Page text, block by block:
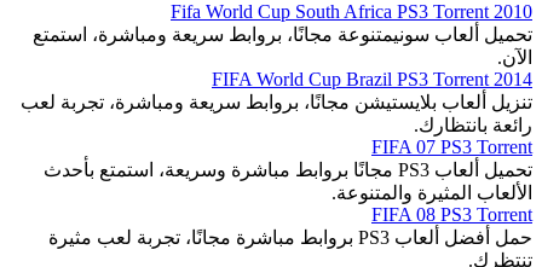
2010 Fifa World Cup South Africa PS3 Torrent
تحميل ألعاب سونيمتنوعة مجانًا، بروابط سريعة ومباشرة، استمتع
الآن.
2014 FIFA World Cup Brazil PS3 Torrent
تنزيل ألعاب بلايستيشن مجانًا، بروابط سريعة ومباشرة، تجربة لعب
رائعة بانتظارك.
FIFA 07 PS3 Torrent
تحميل ألعاب PS3 مجانًا بروابط مباشرة وسريعة، استمتع بأحدث
الألعاب المثيرة والمتنوعة.
FIFA 08 PS3 Torrent
حمل أفضل ألعاب PS3 بروابط مباشرة مجانًا، تجربة لعب مثيرة
تنتظرك.